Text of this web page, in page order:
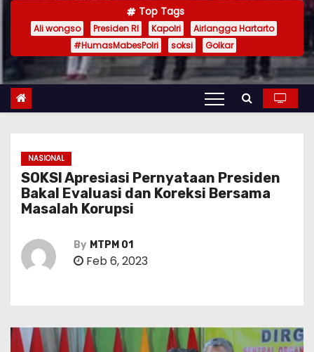
Top Tags
Ali wongso Presiden RI Kapolri
Airlangga Hartarto
#HumasMabesPolri
soksi Golkar
NASIONAL
SOKSI Apresiasi Pernyataan Presiden
Bakal Evaluasi dan Koreksi Bersama
Masalah Korupsi
By MTPM 01
Feb 6, 2023